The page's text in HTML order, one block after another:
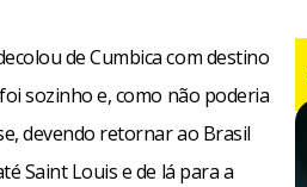
de Cumbica com destino
sozinho e, como não poderia
devendo retornar ao Brasil
Saint Louis e de lá para a